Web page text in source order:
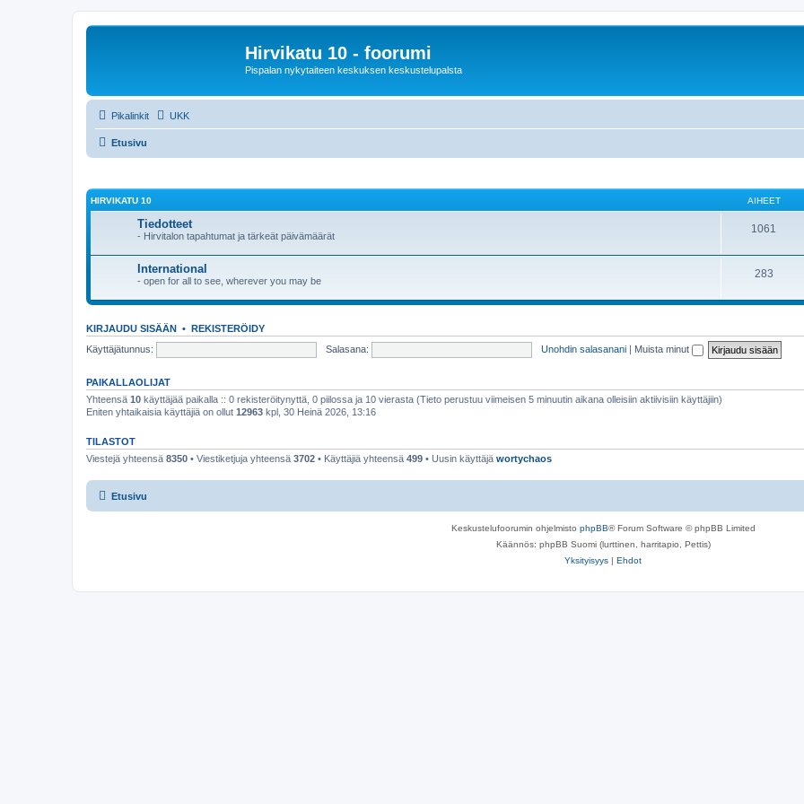
Hirvikatu 10 - foorumi
Pispalan nykytaiteen keskuksen keskustelupalsta
Pikalinkit UKK
Etusivu
HIRVIKATU 10 AIHEET
Tiedotteet
- Hirvitalon tapahtumat ja tärkeät päivämäärät
1061
International
- open for all to see, wherever you may be
283
KIRJAUDU SISÄÄN • REKISTERÖIDY
Käyttäjätunnus:
Salasana: Unohdin salasanani | Muista minut
PAIKALLAOLIJAT
Yhteensä 10 käyttäjää paikalla :: 0 rekisteröitynyttä, 0 piilossa ja 10 vierasta (Tieto perustuu viimeisen 5 minuutin aikana olleisiin aktiivisiin käyttäjiin)
Eniten yhtaikaisia käyttäjiä on ollut 12963 kpl, 30 Heinä 2026, 13:16
TILASTOT
Viestejä yhteensä 8350 • Viestiketjuja yhteensä 3702 • Käyttäjiä yhteensä 499 • Uusin käyttäjä wortychaos
Etusivu
Keskustelufoorumin ohjelmisto phpBB® Forum Software © phpBB Limited
Käännös: phpBB Suomi (lurttinen, harritapio, Pettis)
Yksityisyys | Ehdot